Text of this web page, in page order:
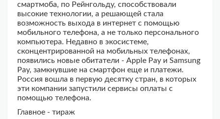
смартмоба, по Рейнгольду, способствовали
высокие технологии, а решающей стала
возможность выхода в интернет с помощью
мобильного телефона, а не только персонального
компьютера. Недавно в экосистеме,
сконцентрированной на мобильных телефонах,
появились новые обитатели - Apple Pay и Samsung
Pay, замкнувшие на смартфон еще и платежи.
Россия вошла в первую десятку стран, в которых
эти компании запустили сервисы оплаты с
помощью телефона.
Главное - тираж